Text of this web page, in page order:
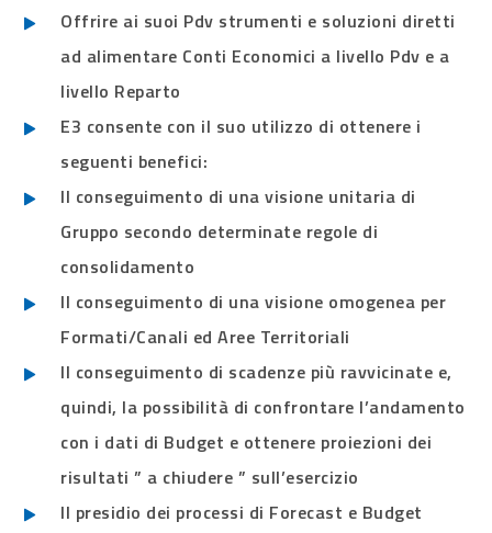
Offrire ai suoi Pdv strumenti e soluzioni diretti
ad alimentare Conti Economici a livello Pdv e a
livello Reparto
E3 consente con il suo utilizzo di ottenere i
seguenti benefici:
Il conseguimento di una visione unitaria di
Gruppo secondo determinate regole di
consolidamento
Il conseguimento di una visione omogenea per
Formati/Canali ed Aree Territoriali
Il conseguimento di scadenze più ravvicinate e,
quindi, la possibilità di confrontare l’andamento
con i dati di Budget e ottenere proiezioni dei
risultati ” a chiudere ” sull’esercizio
Il presidio dei processi di Forecast e Budget